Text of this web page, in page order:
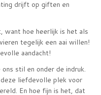
drijft op giften en
want hoe heerlijk is het als
tegelijk een aai willen!
aandacht!
stil en onder de indruk.
liefdevolle plek voor
En hoe fijn is het, dat